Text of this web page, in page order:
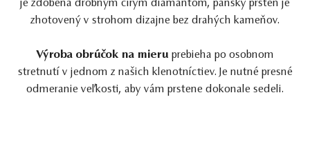
je zdobená drobným čírym diamantom, pánsky prsteň je
zhotovený v strohom dizajne bez drahých kameňov.
Výroba obrúčok na mieru prebieha po osobnom
stretnutí v jednom z našich klenotníctiev. Je nutné presné
odmeranie veľkosti, aby vám prstene dokonale sedeli.